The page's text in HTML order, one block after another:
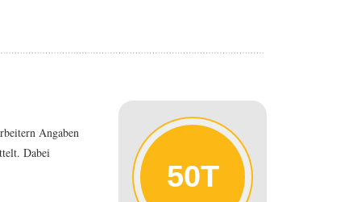
Angaben
Dabei
50T